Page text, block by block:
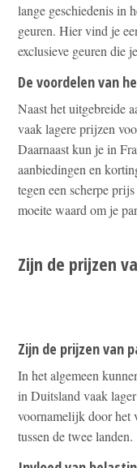
lange geschiedenis in
geuren. Hier vind je
exclusieve geuren die
De voordelen van
Naast het uitgebreide
vaak lagere prijzen
Daarnaast kun je in
aanbiedingen en
tegen een scherpe
moeite waard om je
Zijn de prijzen
Zijn de prijzen van
In het algemeen
in Duitsland vaak
voornamelijk door het
tussen de twee landen.